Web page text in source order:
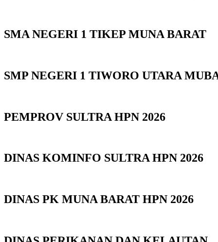
SMA NEGERI 1 TIKEP MUNA BARAT
SMP NEGERI 1 TIWORO UTARA
PEMPROV SULTRA HPN 2026
DINAS KOMINFO SULTRA HPN 2026
DINAS PK MUNA BARAT HPN 2026